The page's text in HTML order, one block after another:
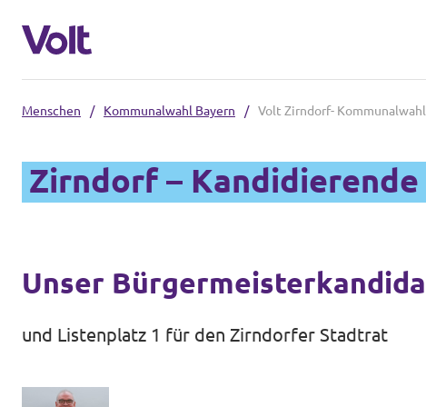
Lokale Teams
Website
Volt in deinem Bundesland
Über Volt
Neuigkeiten
Menschen / Kommunalwahl Bayern / Volt Zirndorf-
Zirndorf –
Unser
und Listenplatz 1 für den Zirndorfer Stadtrat